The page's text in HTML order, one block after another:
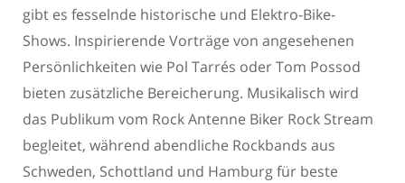
gibt es fesselnde historische und Elektro-Bike-
Shows. Inspirierende Vorträge von angesehenen
Persönlichkeiten wie Pol Tarrés oder Tom Possod
bieten zusätzliche Bereicherung. Musikalisch wird
das Publikum vom Rock Antenne Biker Rock Stream
begleitet, während abendliche Rockbands aus
Schweden, Schottland und Hamburg für beste